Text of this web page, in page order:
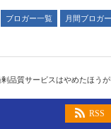
ブロガー一覧
月間ブロガ
品質サービスはやめたほう
RSS